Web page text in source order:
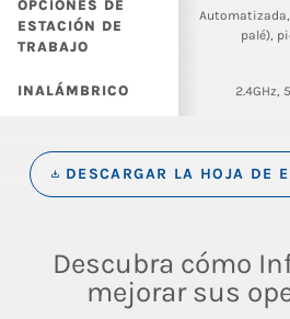
OPCIONES DE
ESTACIÓN DE
TRABAJO
palé),
INALÁMBRICO 2.4GHz,
DESCARGAR LA HOJA DE
Descubra cómo
mejorar sus